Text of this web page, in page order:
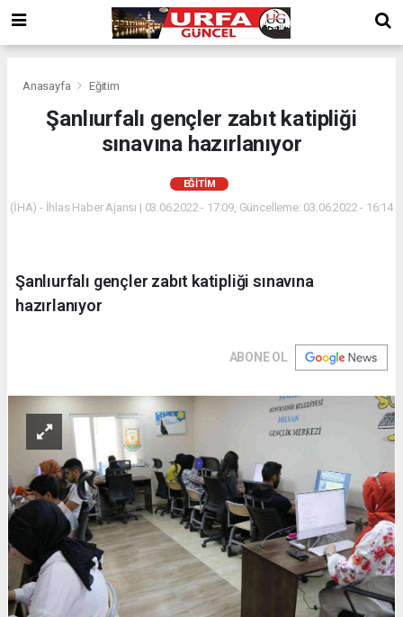
Anasayfa Eğitim
Şanlıurfalı gençler zabıt katipliği
sınavına hazırlanıyor
EĞITIM
(İHA) - İhlas Haber Ajansı | 03.06.2022 - 17:09, Güncelleme: 03.06.2022 - 16:14
Şanlıurfalı gençler zabıt katipliği sınavına
hazırlanıyor
ABONE OL